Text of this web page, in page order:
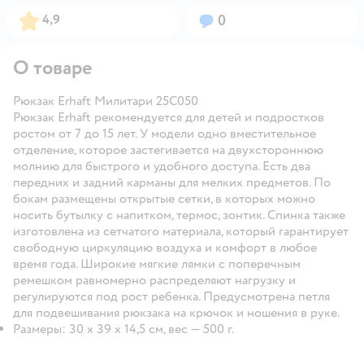
Рейтинг:
4,9 Вопросов:
0
О товаре
Рюкзак Erhaft Милитари 25C050
Рюкзак Erhaft рекомендуется для детей и подростков
ростом от 7 до 15 лет. У модели одно вместительное
отделение, которое застегивается на двухстороннюю
молнию для быстрого и удобного доступа. Есть два
передних и задний карманы для мелких предметов. По
бокам размещены открытые сетки, в которых можно
носить бутылку с напитком, термос, зонтик. Спинка также
изготовлена из сетчатого материала, который гарантирует
свободную циркуляцию воздуха и комфорт в любое
время года. Широкие мягкие лямки с поперечным
ремешком равномерно распределяют нагрузку и
регулируются под рост ребенка. Предусмотрена петля
для подвешивания рюкзака на крючок и ношения в руке.
Размеры: 30 х 39 х 14,5 см, вес — 500 г.